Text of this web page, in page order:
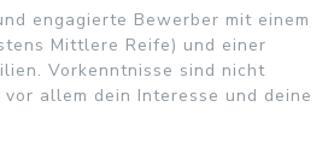
engagierte Bewerber mit einem
Mittlere Reife) und einer
Vorkenntnisse sind nicht
allem dein Interesse und deine